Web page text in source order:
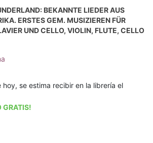
BEKANNTE LIEDER AUS
ERSTES GEM. MUSIZIEREN FÜR
UND CELLO, VIOLIN, FLUTE, CELLO
hoy, se estima recibir en la librería el
GRATIS!